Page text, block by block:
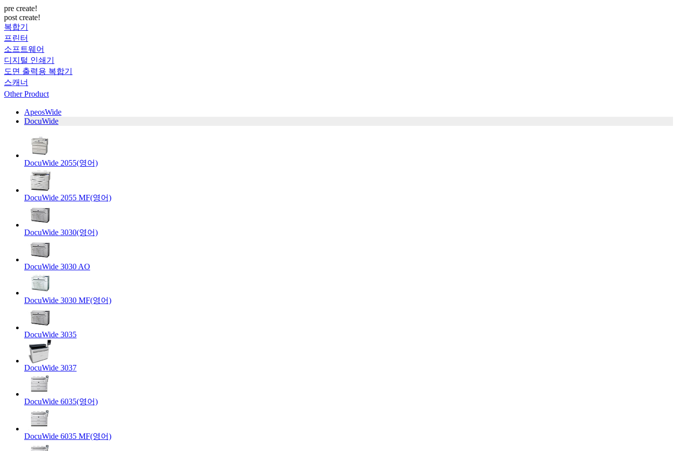
pre create!
post create!
복합기
프린터
소프트웨어
디지털 인쇄기
도면 출력용 복합기
스캐너
Other Product
ApeosWide
DocuWide
DocuWide 2055(영어)
DocuWide 2055 MF(영어)
DocuWide 3030(영어)
DocuWide 3030 AO
DocuWide 3030 MF(영어)
DocuWide 3035
DocuWide 3037
DocuWide 6035(영어)
DocuWide 6035 MF(영어)